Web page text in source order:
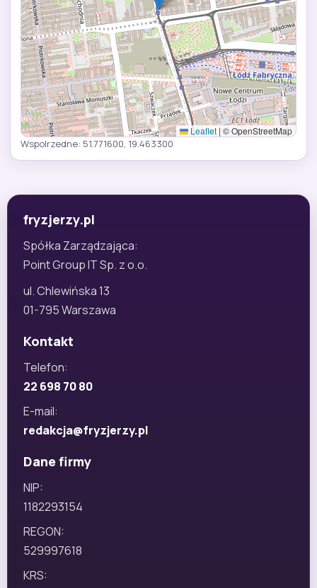
Leaflet | © OpenStreetMap
Wspolrzedne: 51.771600, 19.463300
fryzjerzy.pl
Spółka Zarządzająca:
Point Group IT Sp. z o.o.
ul. Chlewińska 13
01-795 Warszawa
Kontakt
Telefon:
22 698 70 80
E-mail:
redakcja@fryzjerzy.pl
Dane firmy
NIP:
1182293154
REGON:
529997618
KRS: